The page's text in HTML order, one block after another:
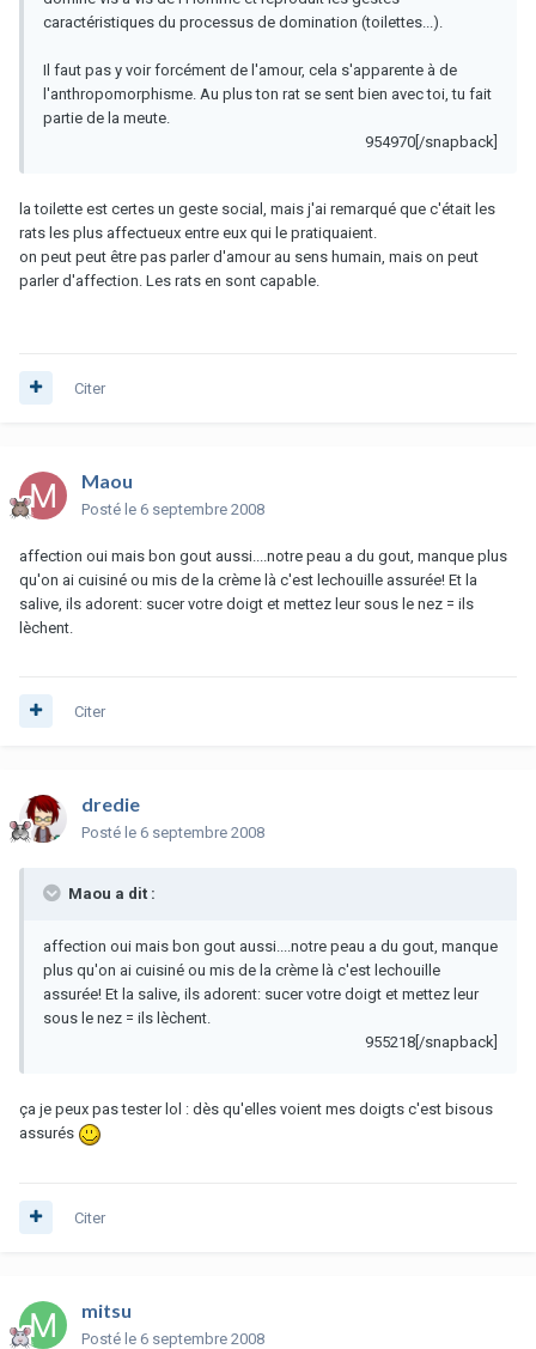
caractéristiques du processus de domination (toilettes...).
Il faut pas y voir forcément de l'amour, cela s'apparente à de
l'anthropomorphisme. Au plus ton rat se sent bien avec toi, tu fait
partie de la meute.
954970[/snapback]
la toilette est certes un geste social, mais j'ai remarqué que c'était les
rats les plus affectueux entre eux qui le pratiquaient.
on peut peut être pas parler d'amour au sens humain, mais on peut
parler d'affection. Les rats en sont capable.
Citer
Maou
Posté le 6 septembre 2008
affection oui mais bon gout aussi....notre peau a du gout, manque plus
qu'on ai cuisiné ou mis de la crème là c'est lechouille assurée! Et la
salive, ils adorent: sucer votre doigt et mettez leur sous le nez = ils
lèchent.
Citer
dredie
Posté le 6 septembre 2008
Maou a dit :
affection oui mais bon gout aussi....notre peau a du gout, manque
plus qu'on ai cuisiné ou mis de la crème là c'est lechouille
assurée! Et la salive, ils adorent: sucer votre doigt et mettez leur
sous le nez = ils lèchent.
955218[/snapback]
ça je peux pas tester lol : dès qu'elles voient mes doigts c'est bisous
assurés
Citer
mitsu
Posté le 6 septembre 2008